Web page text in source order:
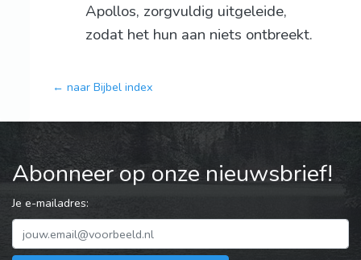
Apollos, zorgvuldig uitgeleide,
zodat het hun aan niets ontbreekt.
← naar Bijbel index
Abonneer op onze nieuwsbrief!
Je e-mailadres: